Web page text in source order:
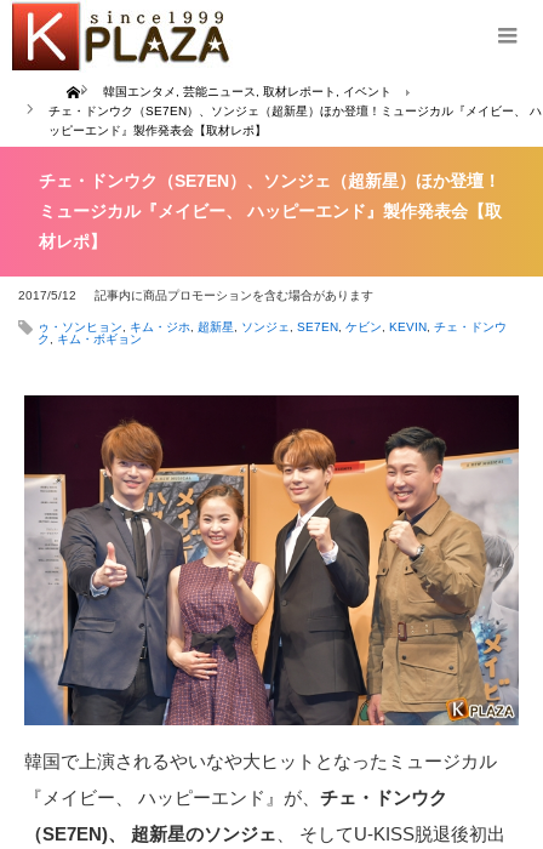
Home 韓国エンタメ 芸能ニュース 取材レポート
イベント
チェ・ドンウク（SE7EN）、ソンジェ（超新星）ほか登壇！ミュージカル『メイビー、 ハ
ッピーエンド』製作発表会【取材レポ】
チェ・ドンウク（SE7EN）、ソンジェ（超新星）ほか登壇！
ミュージカル『メイビー、 ハッピーエンド』製作発表会【取
材レポ】
2017/5/12 記事内に商品プロモーションを含む場合があります
ゥ・ソンヒョン キム・ジホ 超新星 ソンジェ SE7EN ケビン KEVIN チェ・ドンウ
ク
キム・ボギョン
韓国で上演されるやいなや大ヒットとなったミュージカル
『メイビー、 ハッピーエンド』が、 チェ・ドンウク
（SE7EN)、 超新星のソンジェ 、 そしてU-KISS脱退後初出